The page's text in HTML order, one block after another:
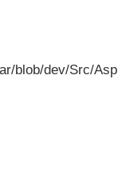
blob/dev/Src/